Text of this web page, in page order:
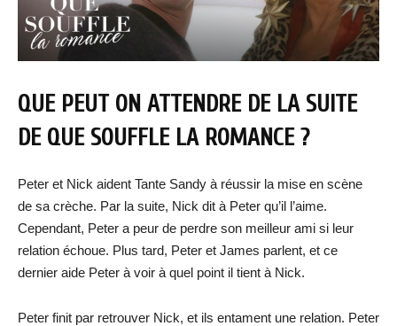
QUE PEUT ON ATTENDRE DE LA SUITE
DE QUE SOUFFLE LA ROMANCE ?
Peter et Nick aident Tante Sandy à réussir la mise en scène
de sa crèche. Par la suite, Nick dit à Peter qu’il l’aime.
Cependant, Peter a peur de perdre son meilleur ami si leur
relation échoue. Plus tard, Peter et James parlent, et ce
dernier aide Peter à voir à quel point il tient à Nick.
Peter finit par retrouver Nick, et ils entament une relation. Peter